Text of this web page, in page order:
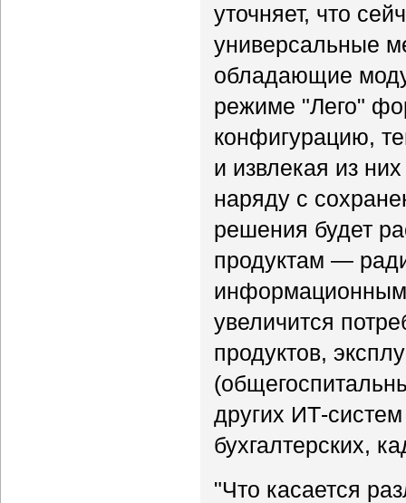
уточняет, что
универсальные
обладающие
режиме "Лего"
конфигурацию,
и извлекая из
наряду с
решения будет
продуктам —
информационным
увеличится
продуктов,
других ИТ-
бухгалтерских,
"Что касается